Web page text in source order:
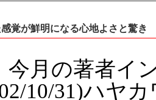
覚が鮮明になる心地よさと驚き
月の著者イ
10/31)ハヤ